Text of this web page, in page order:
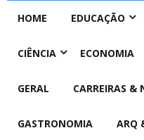
HOME EDUCAÇÃO
CIÊNCIA ECONOMIA
GERAL CARREIRAS &
GASTRONOMIA ARQ